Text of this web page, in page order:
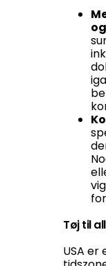
Tøj til
USA